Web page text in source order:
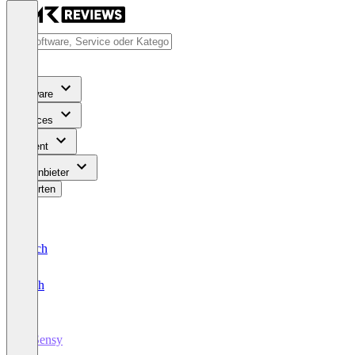
Software
Services
Content
Für Anbieter
Bewerten
Deutsch
English
AiSensy